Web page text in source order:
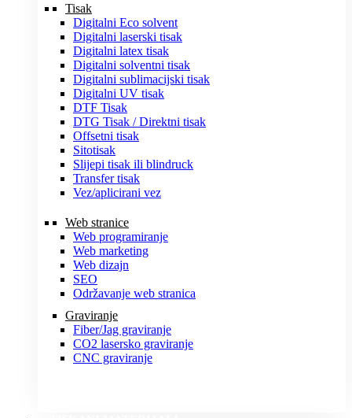
Tisak
Digitalni Eco solvent
Digitalni laserski tisak
Digitalni latex tisak
Digitalni solventni tisak
Digitalni sublimacijski tisak
Digitalni UV tisak
DTF Tisak
DTG Tisak / Direktni tisak
Offsetni tisak
Sitotisak
Slijepi tisak ili blindruck
Transfer tisak
Vez/aplicirani vez
Web stranice
Web programiranje
Web marketing
Web dizajn
SEO
Održavanje web stranica
Graviranje
Fiber/Jag graviranje
CO2 lasersko graviranje
CNC graviranje